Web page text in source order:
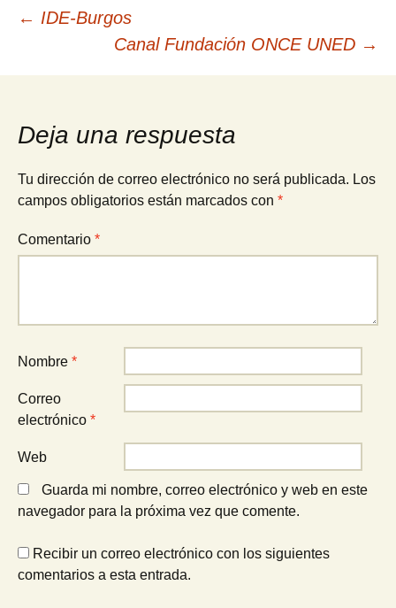
Navegación
de
entradas
← IDE-Burgos
Canal Fundación ONCE UNED →
Deja una respuesta
Tu dirección de correo electrónico no será publicada. Los
campos obligatorios están marcados con *
Comentario *
Nombre *
Correo
electrónico *
Web
Guarda mi nombre, correo electrónico y web en este
navegador para la próxima vez que comente.
Recibir un correo electrónico con los siguientes
comentarios a esta entrada.